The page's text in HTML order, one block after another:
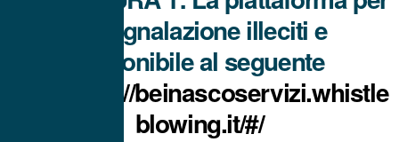
la segnalazione illeciti e
disponibile al seguente
https://beinascoservizi.whistle
blowing.it/#/